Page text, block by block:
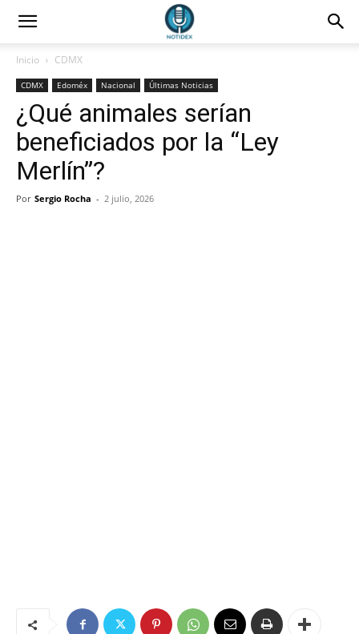
Inicio CDMX
CDMX Edoméx Nacional Últimas Noticias
¿Qué animales serían
beneficiados por la “Ley
Merlín”?
Por Sergio Rocha - 2 julio, 2026